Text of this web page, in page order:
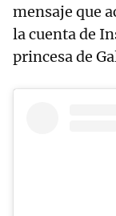
mensaje que
la cuenta de
princesa de